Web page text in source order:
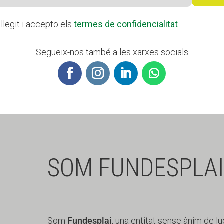
llegit i accepto elstermes de confidencialitat
Segueix-nos també a les xarxes socials
SOM FUNDESPLAI
Som Fundesplai, una entitat sense ànim de